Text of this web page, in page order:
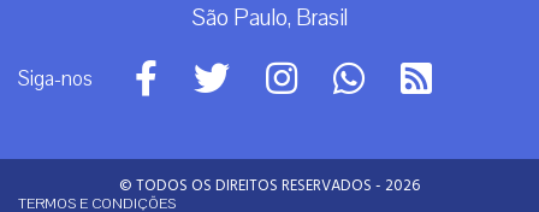
São Paulo, Brasil
Siga-nos
© TODOS OS DIREITOS RESERVADOS - 2026
TERMOS E CONDIÇÕES